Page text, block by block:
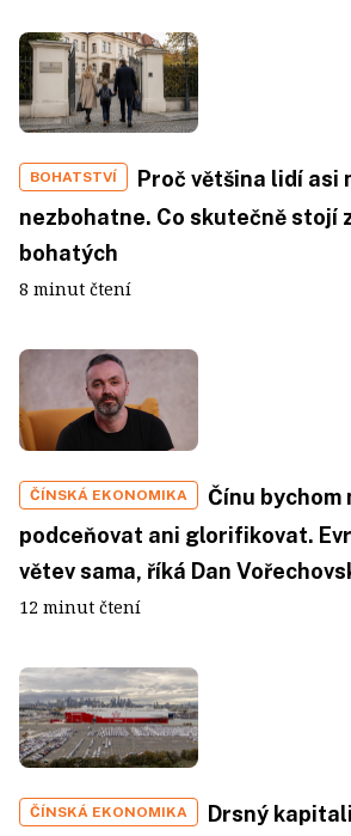
BOHATSTVÍ
Proč většina lidí asi
nezbohatne. Co skutečně stojí
bohatých
8 minut čtení
ČÍNSKÁ EKONOMIKA
Čínu bychom
podceňovat ani glorifikovat.
větev sama, říká Dan
12 minut čtení
ČÍNSKÁ EKONOMIKA
Drsný